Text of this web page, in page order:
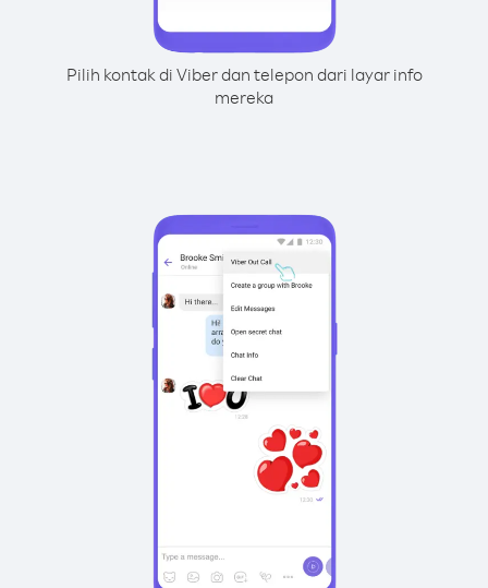
Pilih kontak di Viber dan telepon dari layar info
mereka